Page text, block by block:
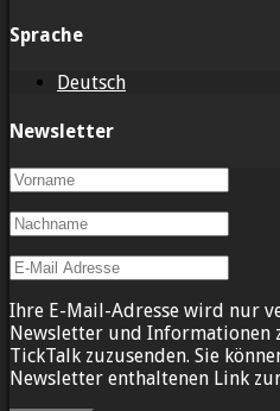
Sprache
Deutsch
Newsletter
Ihre E-Mail-Adresse wird nur
Newsletter und Informationen
TickTalk zuzusenden. Sie
Newsletter enthaltenen Link